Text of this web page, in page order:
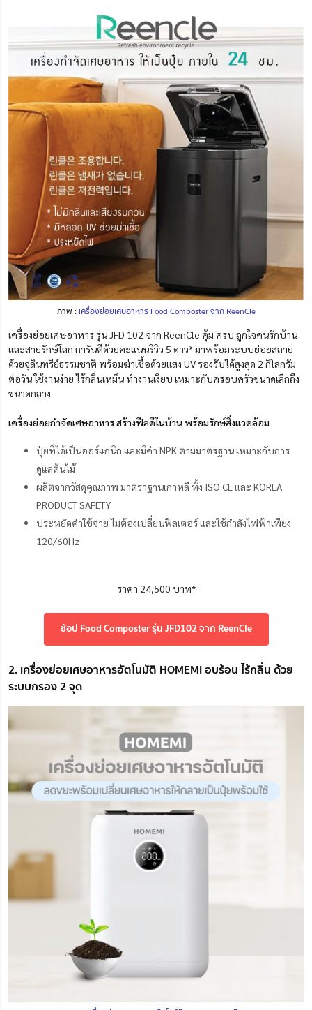
ภาพ : เครื่องย่อยเศษอาหาร Food Composter จาก ReenCle
เครื่องย่อยเศษอาหาร รุ่น JFD 102 จาก ReenCle คุ้ม ครบ ถูกใจคนรักบ้าน
และสายรักษ์โลก การันตีด้วยคะแนนรีวิว 5 ดาว* มาพร้อมระบบย่อยสลาย
ด้วยจุลินทรีย์ธรรมชาติ พร้อมฆ่าเชื้อด้วยแสง UV รองรับได้สูงสุด 2 กิโลกรัม
ต่อวัน ใช้งานง่าย ไร้กลิ่นเหม็น ทำงานเงียบ เหมาะกับครอบครัวขนาดเล็กถึง
ขนาดกลาง
เครื่องย่อยกำจัดเศษอาหาร สร้างฟีลดีในบ้าน พร้อมรักษ์สิ่งแวดล้อม
ปุ๋ยที่ได้เป็นออร์แกนิก และมีค่า NPK ตามมาตรฐาน เหมาะกับการ
ดูแลต้นไม้
ผลิตจากวัสดุคุณภาพ มาตราฐานเกาหลี ทั้ง ISO CE และ KOREA
PRODUCT SAFETY
ประหยัดค่าใช้จ่าย ไม่ต้องเปลี่ยนฟิลเตอร์ และใช้กำลังไฟฟ้าเพียง
120/60Hz
ราคา 24,500 บาท*
ช้อป Food Composter รุ่น JFD102 จาก ReenCle
2. เครื่องย่อยเศษอาหารอัตโนมัติ HOMEMI อบร้อน ไร้กลิ่น ด้วย
ระบบกรอง 2 จุด